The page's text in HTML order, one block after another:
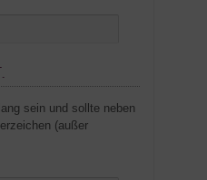
sein und sollte neben
(außer